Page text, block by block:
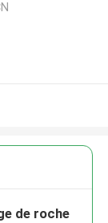
de roche